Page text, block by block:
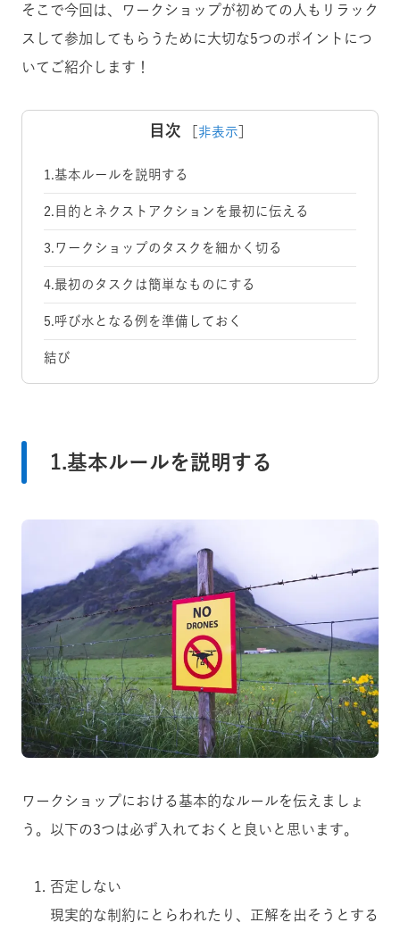
そこで今回は、ワークショップが初めての人もリラック
スして参加してもらうために大切な5つのポイントにつ
いてご紹介します！
目次 非表示
1.基本ルールを説明する
2.目的とネクストアクションを最初に伝える
3.ワークショップのタスクを細かく切る
4.最初のタスクは簡単なものにする
5.呼び水となる例を準備しておく
結び
1.基本ルールを説明する
ワークショップにおける基本的なルールを伝えましょ
う。以下の3つは必ず入れておくと良いと思います。
否定しない
現実的な制約にとらわれたり、正解を出そうとする